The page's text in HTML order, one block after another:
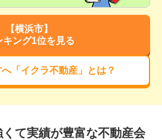
【横浜市】
キング1位を見る
「イクラ不動産」とは？
て実績が豊富な不動産会